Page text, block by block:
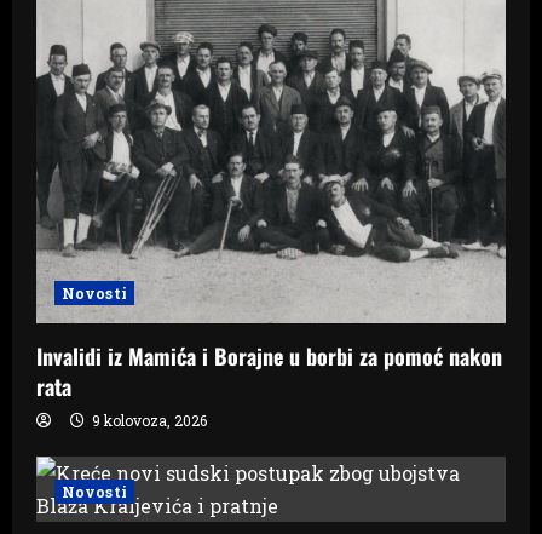
Novosti
Invalidi iz Mamića i Borajne u borbi za pomoć nakon
rata
9 kolovoza, 2026
Novosti